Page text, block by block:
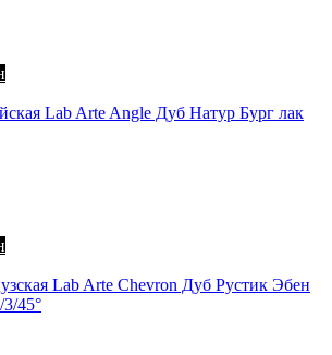
Lab Arte Angle Дуб Натур Бург лак
Lab Arte Chevron Дуб Рустик Эбен
45°